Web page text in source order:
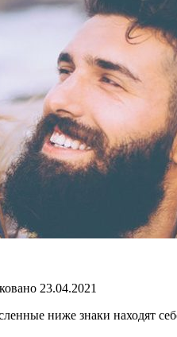
23.04.2021
ниже знаки находят